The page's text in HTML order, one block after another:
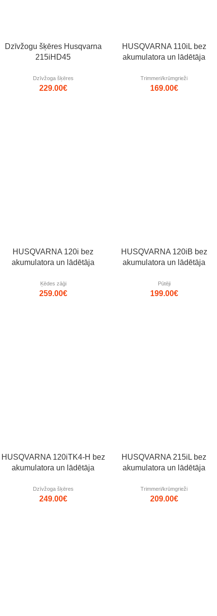
Dzīvžogu šķēres Husqvarna
215iHD45
Dzīvžoga šķēres
229.00€
HUSQVARNA 110iL bez
akumulatora un lādētāja
Trimmeri/krūmgrieži
169.00€
HUSQVARNA 120i bez
akumulatora un lādētāja
Ķēdes zāģi
259.00€
HUSQVARNA 120iB bez
akumulatora un lādētāja
Pūtēji
199.00€
HUSQVARNA 120iTK4-H bez
akumulatora un lādētāja
Dzīvžoga šķēres
249.00€
HUSQVARNA 215iL bez
akumulatora un lādētāja
Trimmeri/krūmgrieži
209.00€